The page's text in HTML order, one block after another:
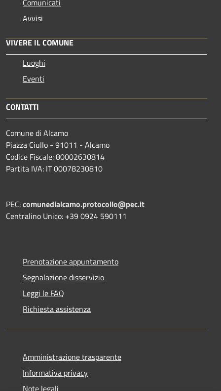
Avvisi
VIVERE IL COMUNE
Luoghi
Eventi
CONTATTI
Comune di Alcamo
Piazza Ciullo - 91011 - Alcamo
Codice Fiscale: 80002630814
Partita IVA: IT 00078230810
PEC:comunedialcamo.protocollo@pec.it
Centralino Unico: +39 0924 590111
Prenotazione appuntamento
Segnalazione disservizio
Leggi le FAQ
Richiesta assistenza
Amministrazione trasparente
Informativa privacy
Note legali